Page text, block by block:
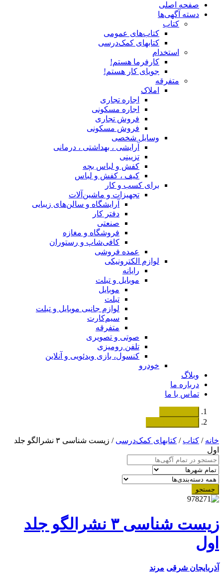
صفحه اصلی
دسته آگهی‌ها
کتاب
کتاب‌های عمومی
کتابهای کمک‌درسی
استخدام
کارفرما هستم!
جویای کار هستم!
متفرقه
املاک
اجاره تجاری
اجاره مسکونی
فروش تجاری
فروش مسکونی
وسایل شخصی
آرایشی ، بهداشتی ، درمانی
تزیینی
کفش و لباس بچه
کیف ، کفش و لباس
برای کسب و کار
تجهیزات و ماشین‌آلات
آرایشگاه و سالن‌های زیبایی
دفتر کار
صنعتی
فروشگاه و مغازه
کافی‌شاپ و رستوران
عمده فروشی
لوازم الکترونیکی
رایانه
موبایل و تبلت
موبایل
تبلت
لوازم جانبی موبایل و تبلت
سیم‌کارت
متفرقه
صوتی و تصویری
تلفن رومیزی
کنسول، بازی‌ ویدئویی و آنلاین
خودرو
وبلاگ
درباره ما
تماس با ما
خانه/ کتاب/ کتابهای کمک‌درسی
/ زیست شناسی ۳ نشرالگو جلد
اول
جستجو
زیست شناسی ۳ نشرالگو جلد
اول
آذربایجان شرقی مرند